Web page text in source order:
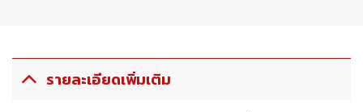
รายละเอียดเพิ่มเติม